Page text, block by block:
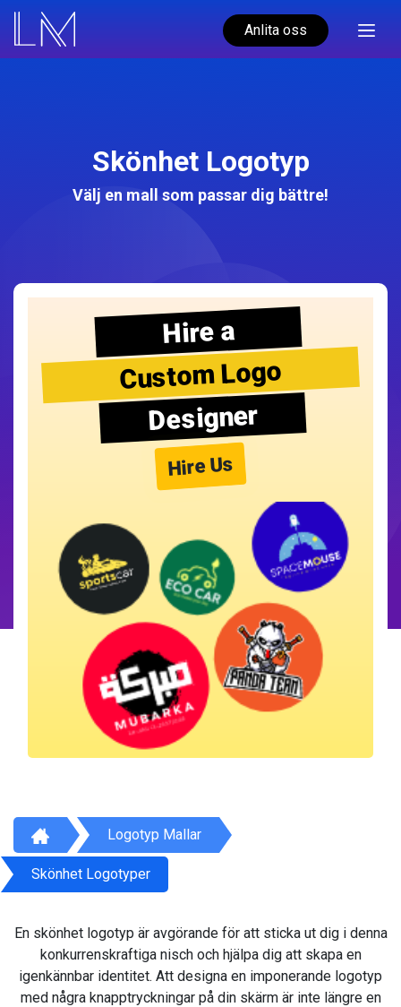
Anlita oss
Skönhet Logotyp
Välj en mall som passar dig bättre!
Hire a
Custom Logo
Designer
Hire Us
Logotyp Mallar
Skönhet Logotyper
En skönhet logotyp är avgörande för att sticka ut dig i denna
konkurrenskraftiga nisch och hjälpa dig att skapa en
igenkännbar identitet. Att designa en imponerande logotyp
med några knapptryckningar på din skärm är inte längre en